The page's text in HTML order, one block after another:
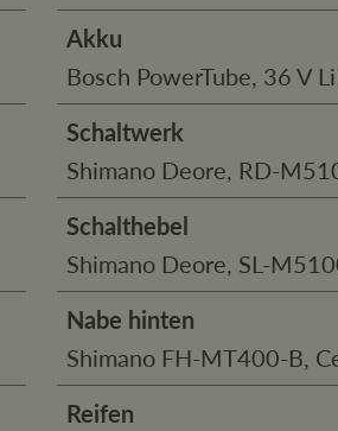
Akku
Bosch PowerTube, 36 V
Schaltwerk
Shimano Deore, RD-
Schalthebel
Shimano Deore, SL-
Nabe hinten
Shimano FH-MT400-B,
Reifen